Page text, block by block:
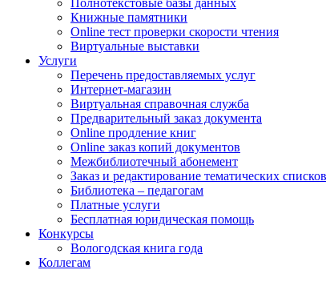
Полнотекстовые базы данных
Книжные памятники
Online тест проверки скорости чтения
Виртуальные выставки
Услуги
Перечень предоставляемых услуг
Интернет-магазин
Виртуальная справочная служба
Предварительный заказ документа
Online продление книг
Online заказ копий документов
Межбиблиотечный абонемент
Заказ и редактирование тематических списков
Библиотека – педагогам
Платные услуги
Бесплатная юридическая помощь
Конкурсы
Вологодская книга года
Коллегам